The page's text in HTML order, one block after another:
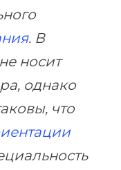
. В
носит
однако
что